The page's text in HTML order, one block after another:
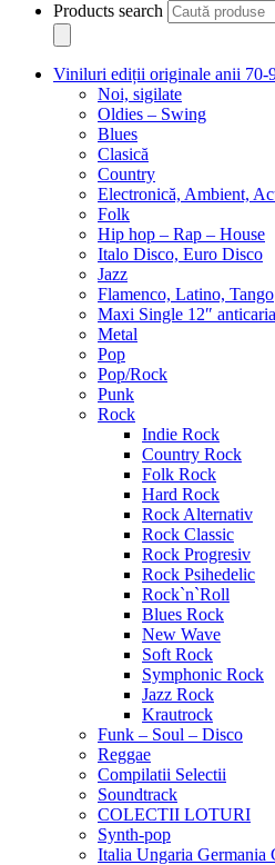
Products search
Viniluri ediții originale anii 70-
Noi, sigilate
Oldies – Swing
Blues
Clasică
Country
Electronică, Ambient,
Folk
Hip hop – Rap – House
Italo Disco, Euro Disco
Jazz
Flamenco, Latino, Tango
Maxi Single 12″
Metal
Pop
Pop/Rock
Punk
Rock
Indie Rock
Country Rock
Folk Rock
Hard Rock
Rock Alternativ
Rock Classic
Rock Progresiv
Rock Psihedelic
Rock`n`Roll
Blues Rock
New Wave
Soft Rock
Symphonic Rock
Jazz Rock
Krautrock
Funk – Soul – Disco
Reggae
Compilatii Selectii
Soundtrack
COLECTII LOTURI
Synth-pop
Italia Ungaria Germania